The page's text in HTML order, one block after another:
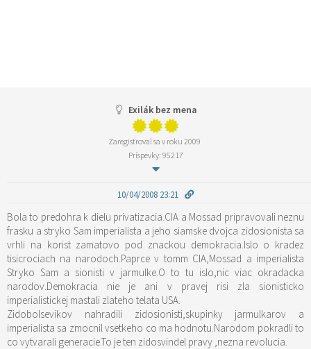
Exilák bez mena
Zaregistroval sa v roku 2009
Príspevky: 95217
10/04/2008 23:21
Bola to predohra k dielu privatizacia.CIA a Mossad pripravovali neznu
frasku a stryko Sam imperialista a jeho siamske dvojca zidosionista sa
vrhli na korist zamatovo pod znackou demokracia.Islo o kradez
tisicrociach na narodoch.Paprce v tomm CIA,Mossad a imperialista
Stryko Sam a sionisti v jarmulke.O to tu islo,nic viac okradacka
narodov.Demokracia nie je ani v pravej risi zla sionisticko
imperialistickej mastali zlateho telata USA.
Zidobolsevikov nahradili zidosionisti,skupinky jarmulkarov a
imperialista sa zmocnil vsetkeho co ma hodnotu.Narodom pokradli to
co vytvarali generacie.To je ten zidosvindel pravy ,nezna revolucia.